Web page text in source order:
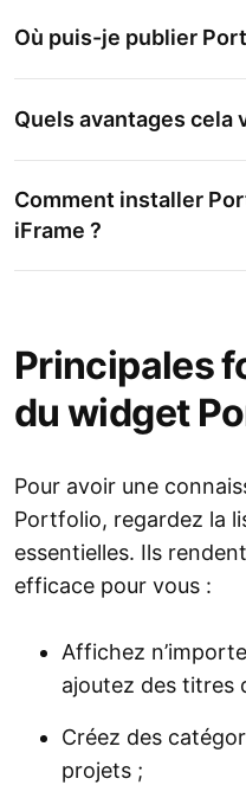
Où puis-je publier
Quels avantages cela
Comment installer
iFrame ?
Principales
du widget
Pour avoir une
Portfolio, regardez la
essentielles. Ils
efficace pour vous :
Affichez
ajoutez des titres
Créez des
projets ;